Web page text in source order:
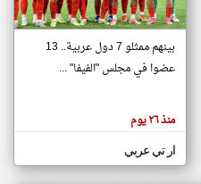
تغيير الدولة
جزر القمر على مدار الساعة
جزر القمر العاجلة والمباشرة
بينهم ممثلو 7 دول عربية.. 13
عضوا في مجلس "الفيفا" ...
منذ ٢٦ يوم
ار تي عربي
klyoum.com